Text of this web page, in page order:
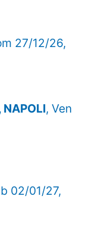
27/12/26,
, Ven
02/01/27,